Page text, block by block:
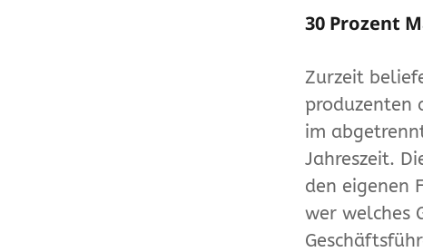
30 Prozent
Zurzeit
produzenten
im
Jahreszeit.
den eigenen
wer welches